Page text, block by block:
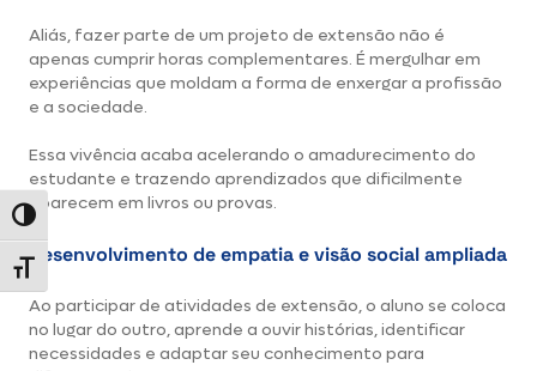
Alternar alto contraste
Alternar tamanho da fonte
Aliás, fazer parte de um projeto de extensão não é
apenas cumprir horas complementares. É mergulhar em
experiências que moldam a forma de enxergar a profissão
e a sociedade.
Essa vivência acaba acelerando o amadurecimento do
estudante e trazendo aprendizados que dificilmente
aparecem em livros ou provas.
Desenvolvimento de empatia e visão social ampliada
Ao participar de atividades de extensão, o aluno se coloca
no lugar do outro, aprende a ouvir histórias, identificar
necessidades e adaptar seu conhecimento para